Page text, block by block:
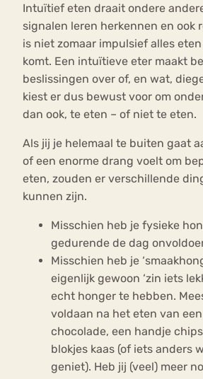
Intuïtief eten draait ondere
signalen leren herkennen en ook
is niet zomaar impulsief alles
komt. Een intuïtieve eter maakt
beslissingen over of, en wat,
kiest er dus bewust voor om
dan ook, te eten – of niet te eten.
Als jij je helemaal te buiten gaat
of een enorme drang voelt om
eten, zouden er verschillende
kunnen zijn.
Misschien heb je fysieke
gedurende de dag
Misschien heb je
eigenlijk gewoon ‘zin iets
echt honger te hebben.
voldaan na het eten van
chocolade, een handje
blokjes kaas (of iets anders
geniet). Heb jij (veel) meer